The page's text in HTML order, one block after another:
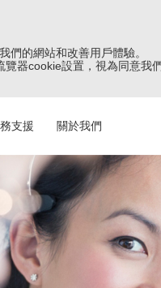
們的網站和改善用戶體驗。
器cookie設置，視為同意我
支援 關於我們